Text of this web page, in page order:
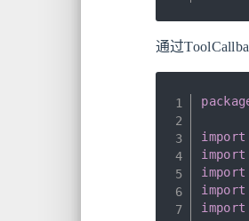
通过
import
import
import
import
import